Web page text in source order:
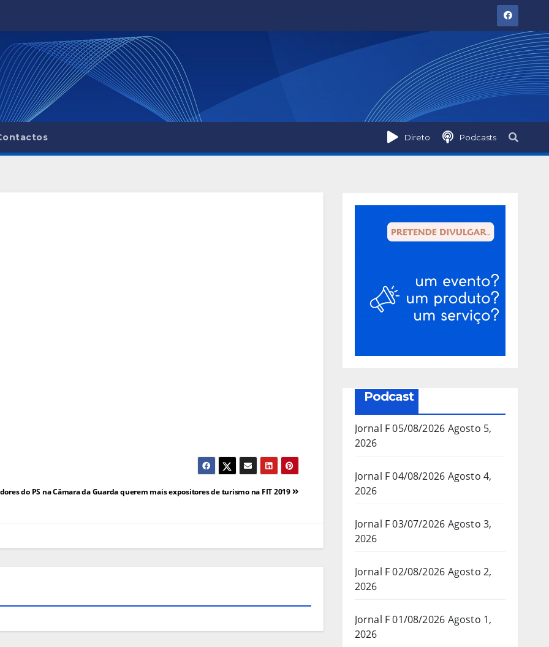
Direto Podcasts
do PS na Câmara da Guarda querem mais expositores de turismo na FIT 2019
Podcast
Jornal F 05/08/2026 Agosto 5,
2026
Jornal F 04/08/2026 Agosto 4,
2026
Jornal F 03/07/2026 Agosto 3,
2026
Jornal F 02/08/2026 Agosto 2,
2026
Jornal F 01/08/2026 Agosto 1,
2026